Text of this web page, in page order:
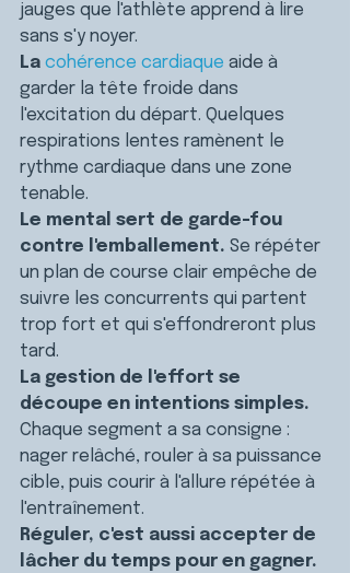
jauges que l'athlète apprend à lire
sans s'y noyer.
La cohérence cardiaque aide à
garder la tête froide dans
l'excitation du départ. Quelques
respirations lentes ramènent le
rythme cardiaque dans une zone
tenable.
Le mental sert de garde-fou
contre l'emballement. Se répéter
un plan de course clair empêche de
suivre les concurrents qui partent
trop fort et qui s'effondreront plus
tard.
La gestion de l'effort se
découpe en intentions simples.
Chaque segment a sa consigne :
nager relâché, rouler à sa puissance
cible, puis courir à l'allure répétée à
l'entraînement.
Réguler, c'est aussi accepter de
lâcher du temps pour en gagner.